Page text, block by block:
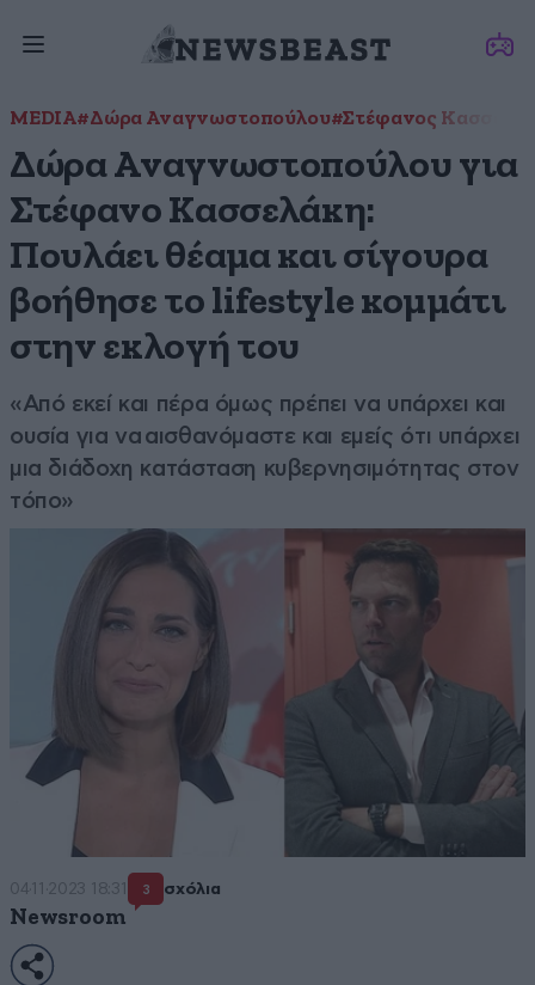
MEDIA#Δώρα Αναγνωστοπούλου#Στέφανος
Δώρα Αναγνωστοπούλου για
Στέφανο Κασσελάκη:
Πουλάει θέαμα και σίγουρα
βοήθησε το lifestyle κομμάτι
στην εκλογή του
«Από εκεί και πέρα όμως πρέπει να υπάρχει και
ουσία για να αισθανόμαστε και εμείς ότι υπάρχει
μια διάδοχη κατάσταση κυβερνησιμότητας στον
τόπο»
04·11·2023 18:31 3 σχόλια
Newsroom